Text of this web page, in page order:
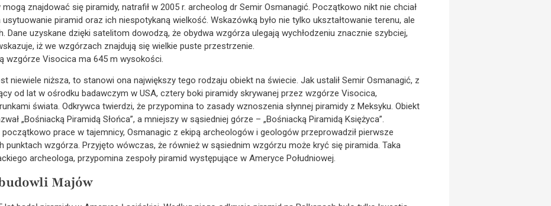
znajdować się piramidy, natrafił w 2005 r. archeolog dr Semir Osmanagić. Początkowo nikt nie chciał
piramid oraz ich niespotykaną wielkość. Wskazówką było nie tylko ukształtowanie terenu, ale
Dane uzyskane dzięki satelitom dowodzą, że obydwa wzgórza ulegają wychłodzeniu znacznie szybciej,
iż we wzgórzach znajdują się wielkie puste przestrzenie.
wzgórze Visocica ma 645 m wysokości.
niewiele niższa, to stanowi ona największy tego rodzaju obiekt na świecie. Jak ustalił Semir Osmanagić, z
od lat w ośrodku badawczym w USA, cztery boki piramidy skrywanej przez wzgórze Visocica,
świata. Odkrywca twierdzi, że przypomina to zasady wznoszenia słynnej piramidy z Meksyku. Obiekt
„Bośniacką Piramidą Słońca”, a mniejszy w sąsiedniej górze – „Bośniacką Piramidą Księżyca”.
prace w tajemnicy, Osmanagic z ekipą archeologów i geologów przeprowadził pierwsze
punktach wzgórza. Przyjęto wówczas, że również w sąsiednim wzgórzu może kryć się piramida. Taka
archeologa, przypomina zespoły piramid występujące w Ameryce Południowej.
Majów